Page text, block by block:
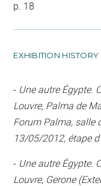
p. 18
EXHIBITION HISTORY
- Une autre Égypte.
Louvre, Palma de
Forum Palma, salle
13/05/2012, étape
- Une autre Égypte.
Louvre, Gerone